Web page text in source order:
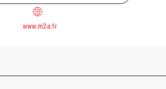
www.m2a.fr